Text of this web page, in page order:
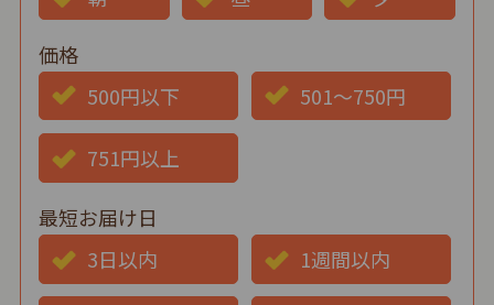
価格
500円以下
501～750円
751円以上
最短お届け日
3日以内
1週間以内